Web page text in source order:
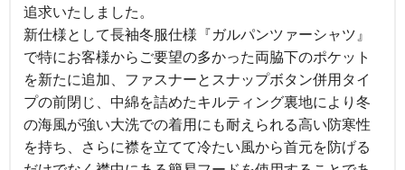
追求いたしました。
新仕様として長袖冬服仕様『ガルパンツァーシャツ』
で特にお客様からご要望の多かった両脇下のポケット
を新たに追加、ファスナーとスナップボタン併用タイ
プの前閉じ、中綿を詰めたキルティング裏地により冬
の海風が強い大洗での着用にも耐えられる高い防寒性
を持ち、さらに襟を立てて冷たい風から首元を防げる